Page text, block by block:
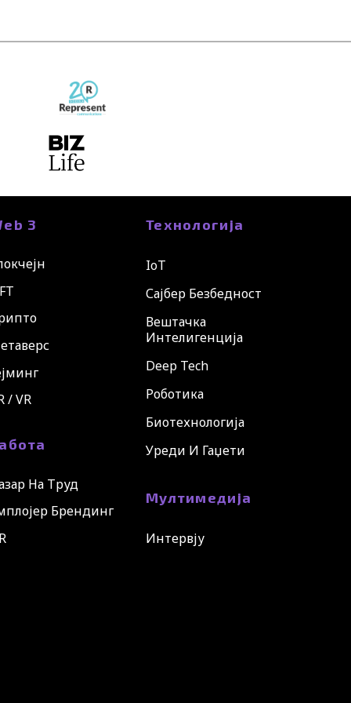
3
/ VR
На Труд
Брендинг
Технологија
IoT
Сајбер Безбедност
Вештачка
Интелигенција
Deep Tech
Роботика
Биотехнологија
Уреди И Гаџети
Мултимедија
Интервју